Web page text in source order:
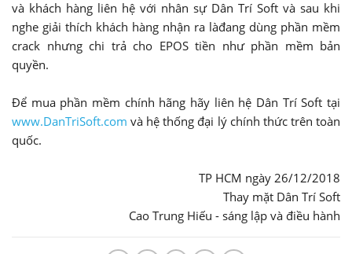
và khách hàng liên hệ với nhân sự Dân Trí Soft và sau khi
nghe giải thích khách hàng nhận ra làđang dùng phần mềm
crack nhưng chi trả cho EPOS tiền như phần mềm bản
quyền.
Để mua phần mềm chính hãng hãy liên hệ Dân Trí Soft tại
www.DanTriSoft.com và hệ thống đại lý chính thức trên toàn
quốc.
TP HCM ngày 26/12/2018
Thay mặt Dân Trí Soft
Cao Trung Hiếu - sáng lập và điều hành